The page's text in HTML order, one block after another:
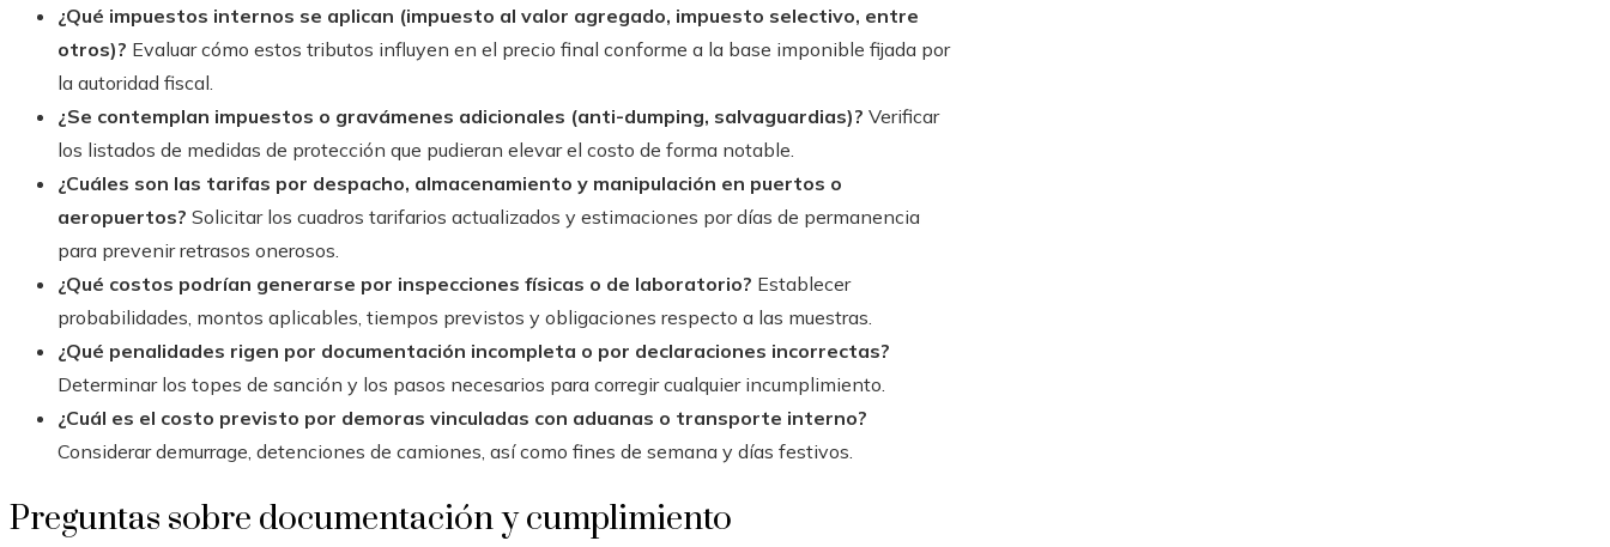
¿Qué impuestos internos se aplican (impuesto al valor agregado, impuesto selectivo, entre
otros)? Evaluar cómo estos tributos influyen en el precio final conforme a la base imponible fijada por
la autoridad fiscal.
¿Se contemplan impuestos o gravámenes adicionales (anti-dumping, salvaguardias)? Verificar
los listados de medidas de protección que pudieran elevar el costo de forma notable.
¿Cuáles son las tarifas por despacho, almacenamiento y manipulación en puertos o
aeropuertos? Solicitar los cuadros tarifarios actualizados y estimaciones por días de permanencia
para prevenir retrasos onerosos.
¿Qué costos podrían generarse por inspecciones físicas o de laboratorio? Establecer
probabilidades, montos aplicables, tiempos previstos y obligaciones respecto a las muestras.
¿Qué penalidades rigen por documentación incompleta o por declaraciones incorrectas?
Determinar los topes de sanción y los pasos necesarios para corregir cualquier incumplimiento.
¿Cuál es el costo previsto por demoras vinculadas con aduanas o transporte interno?
Considerar demurrage, detenciones de camiones, así como fines de semana y días festivos.
Preguntas sobre documentación y cumplimiento